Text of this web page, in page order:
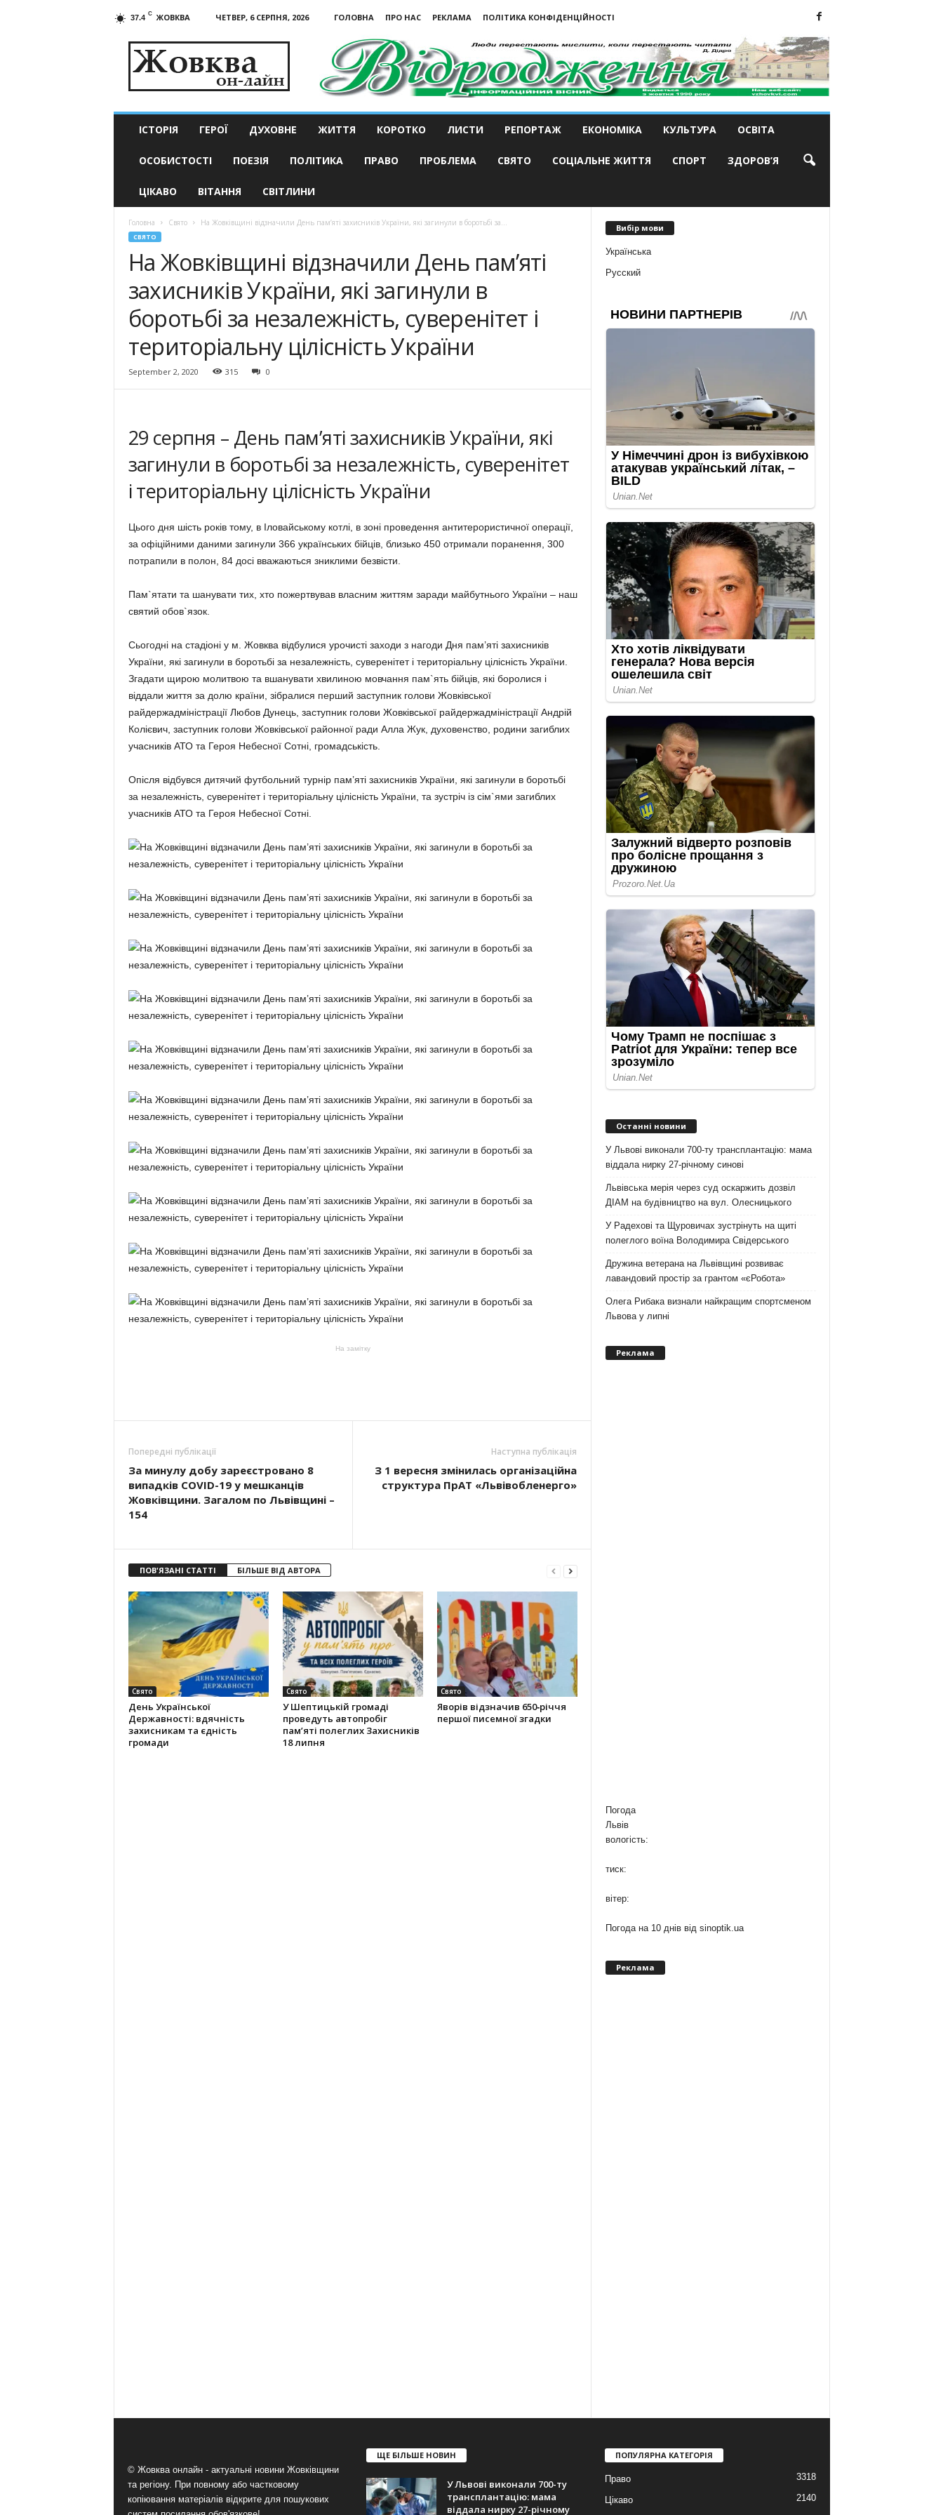
37.4 C ЖОВКВА ЧЕТВЕР, 6 СЕРПНЯ, 2026 ГОЛОВНА ПРО НАС РЕКЛАМА
ПОЛІТИКА КОНФІДЕНЦІЙНОСТІ
актуальні
ІСТОРІЯ ГЕРОЇ ДУХОВНЕ ЖИТТЯ КОРОТКО ЛИСТИ РЕПОРТАЖ ЕКОНОМІКА КУЛЬТУРА ОСВІТА
ОСОБИСТОСТІ ПОЕЗІЯ ПОЛІТИКА ПРАВО ПРОБЛЕМА СВЯТО СОЦІАЛЬНЕ ЖИТТЯ СПОРТ ЗДОРОВ’Я
ЦІКАВО ВІТАННЯ СВІТЛИНИ
Головна Свято На Жовківщині відзначили День пам’яті захисників України, які загинули в боротьбі за...
СВЯТО
На Жовківщині відзначили День пам’яті
захисників України, які загинули в
боротьбі за незалежність, суверенітет і
територіальну цілісність України
September 2, 2020 315 0
29 серпня – День пам’яті захисників України, які
загинули в боротьбі за незалежність, суверенітет
і територіальну цілісність України
Цього дня шість років тому, в Іловайському котлі, в зоні проведення антитерористичної операції,
за офіційними даними загинули 366 українських бійців, близько 450 отримали поранення, 300
потрапили в полон, 84 досі вважаються зниклими безвісти.
Пам`ятати та шанувати тих, хто пожертвував власним життям заради майбутнього України – наш
святий обов`язок.
Сьогодні на стадіоні у м. Жовква відбулися урочисті заходи з нагоди Дня пам’яті захисників
України, які загинули в боротьбі за незалежність, суверенітет і територіальну цілісність України.
Згадати щирою молитвою та вшанувати хвилиною мовчання пам`ять бійців, які боролися і
віддали життя за долю країни, зібралися перший заступник голови Жовківської
райдержадміністрації Любов Дунець, заступник голови Жовківської райдержадміністрації Андрій
Колієвич, заступник голови Жовківської районної ради Алла Жук, духовенство, родини загиблих
учасників АТО та Героя Небесної Сотні, громадськість.
Опісля відбувся дитячий футбольний турнір пам’яті захисників України, які загинули в боротьбі
за незалежність, суверенітет і територіальну цілісність України, та зустріч із сім`ями загиблих
учасників АТО та Героя Небесної Сотні.
На замітку
Попередні публікації
За минулу добу зареєстровано 8
випадків COVID-19 у мешканців
Жовківщини. Загалом по Львівщині –
154
Наступна публікація
З 1 вересня змінилась організаційна
структура ПрАТ «Львівобленерго»
ПОВ'ЯЗАНІ СТАТТІ БІЛЬШЕ ВІД АВТОРА
Свято
День Української
Державності: вдячність
захисникам та єдність
громади
Свято
У Шептицькій громаді
проведуть автопробіг
пам’яті полеглих Захисників
18 липня
Свято
Яворів відзначив 650‑річчя
першої писемної згадки
Вибір мови
Українська
Русский
Останні новини
У Львові виконали 700-ту трансплантацію: мама
віддала нирку 27-річному синові
Львівська мерія через суд оскаржить дозвіл
ДІАМ на будівництво на вул. Олесницького
У Радехові та Щуровичах зустрінуть на щиті
полеглого воїна Володимира Свідерського
Дружина ветерана на Львівщині розвиває
лавандовий простір за грантом «єРобота»
Олега Рибака визнали найкращим спортсменом
Львова у липні
Реклама
Погода
Львів
вологість:
тиск:
вітер:
Погода на 10 днів від sinoptik.ua
Реклама
© Жовква онлайн - актуальні новини Жовківщини
та регіону. При повному або частковому
копіювання матеріалів відкрите для пошукових
ЩЕ БІЛЬШЕ НОВИН
У Львові виконали 700-ту
трансплантацію: мама
віддала нирку 27-річному
ПОПУЛЯРНА КАТЕГОРІЯ
Право 3318
Цікаво
2140